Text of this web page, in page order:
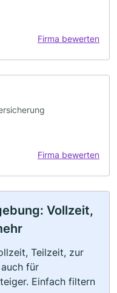
Firma bewerten
Firma bewerten
Vollzeit,
Teilzeit, zur
für
Einfach filtern